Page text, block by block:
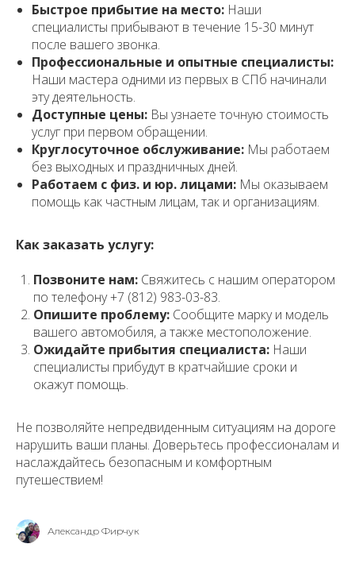
Быстрое прибытие на место: Наши
специалисты прибывают в течение 15-30 минут
после вашего звонка.
Профессиональные и опытные специалисты:
Наши мастера одними из первых в СПб начинали
эту деятельность.
Доступные цены: Вы узнаете точную стоимость
услуг при первом обращении.
Круглосуточное обслуживание: Мы работаем
без выходных и праздничных дней.
Работаем с физ. и юр. лицами: Мы оказываем
помощь как частным лицам, так и организациям.
Как заказать услугу:
Позвоните нам: Свяжитесь с нашим оператором
по телефону +7 (812) 983-03-83.
Опишите проблему: Сообщите марку и модель
вашего автомобиля, а также местоположение.
Ожидайте прибытия специалиста: Наши
специалисты прибудут в кратчайшие сроки и
окажут помощь.
Не позволяйте непредвиденным ситуациям на дороге
нарушить ваши планы. Доверьтесь профессионалам и
наслаждайтесь безопасным и комфортным
путешествием!
Александр Фирчук